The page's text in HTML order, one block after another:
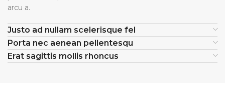
arcu a.
Justo ad nullam scelerisque fel
Porta nec aenean pellentesqu
Erat sagittis mollis rhoncus